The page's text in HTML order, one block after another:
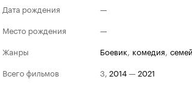
Дата рождения
—
Место рождения
—
Жанры
боевик, комедия,
Всего фильмов
3, 2014— 2021